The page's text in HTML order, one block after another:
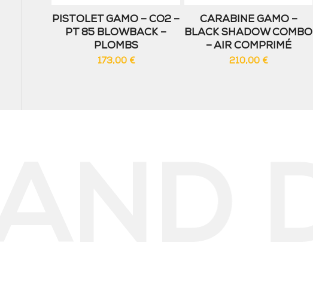
PISTOLET GAMO – CO2 –
PT 85 BLOWBACK –
PLOMBS
173,00 €
CARABINE GAMO –
BLACK SHADOW COMBO
– AIR COMPRIMÉ
210,00 €